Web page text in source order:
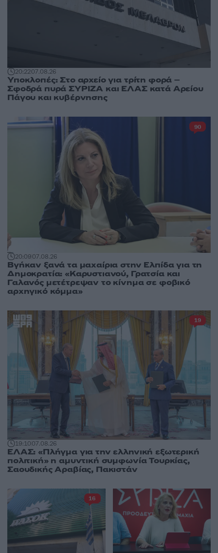
20:2207.08.26
Υποκλοπές: Στο αρχείο για τρίτη φορά –
Σφοδρά πυρά ΣΥΡΙΖΑ και ΕΛΑΣ κατά Αρείου
Πάγου και κυβέρνησης
20:0907.08.26
Βγήκαν ξανά τα μαχαίρια στην Ελπίδα για τη
Δημοκρατία: «Καρυστιανού, Γρατσία και
Γαλανός μετέτρεψαν το κίνημα σε φοβικό
αρχηγικό κόμμα»
90
19:1007.08.26
ΕΛΑΣ: «Πλήγμα για την ελληνική εξωτερική
πολιτική» η αμυντική συμφωνία Τουρκίας,
Σαουδικής Αραβίας, Πακιστάν
19
16